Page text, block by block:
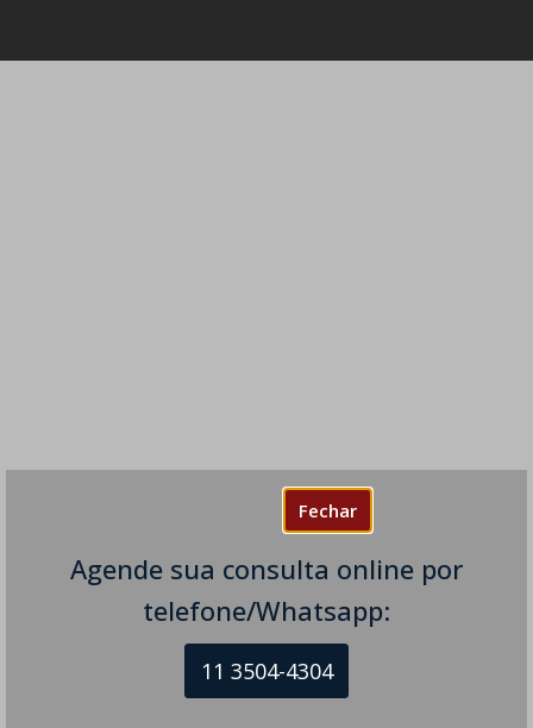
Fechar
Agende sua consulta online por
telefone/Whatsapp:
11 3504-4304